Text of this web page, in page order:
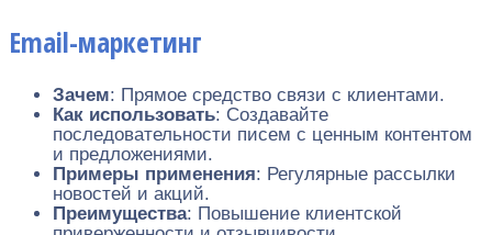
Email-маркетинг
Зачем: Прямое средство связи с клиентами.
Как использовать: Создавайте
последовательности писем с ценным контентом
и предложениями.
Примеры применения: Регулярные рассылки
новостей и акций.
Преимущества: Повышение клиентской